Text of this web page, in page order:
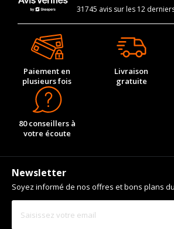
31745 avis sur les 12
Paiement en
plusieurs fois
Livraison
gratuite
80 conseillers à
votre écoute
Newsletter
Soyez informé de nos offres et bons plans